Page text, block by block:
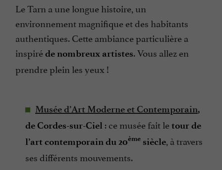
Le Tarn a une longue histoire, un
environnement magnifique et des habitants
authentiques. Cette ambiance particulière a
inspiréde nombreux artistes. Vous allez en
prendre plein les yeux !
Musée d’Art Moderne et Contemporain,
de Cordes-sur-Ciel : ce musée fait letour de
l’art contemporain du 20ème siècle, à travers
ses différents mouvements.